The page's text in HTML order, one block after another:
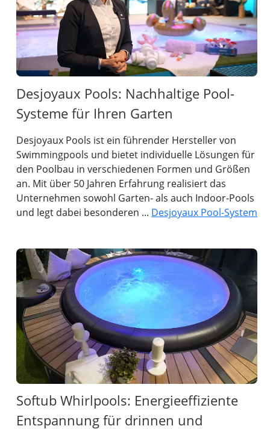
Desjoyaux Pools: Nachhaltige Pool-
Systeme für Ihren Garten
Desjoyaux Pools ist ein führender Hersteller von
Swimmingpools und bietet individuelle Lösungen für
den Poolbau in verschiedenen Formen und Größen
an. Mit über 50 Jahren Erfahrung realisiert das
Unternehmen sowohl Garten- als auch Indoor-Pools
und legt dabei besonderen ... Desjoyaux Pool-System
Softub Whirlpools: Energieeffiziente
Entspannung für drinnen und